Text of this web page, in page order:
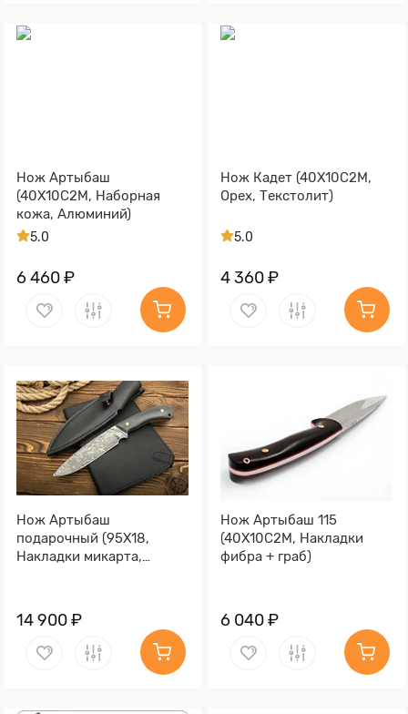
Нож Артыбаш
(40Х10С2М, Наборная
кожа, Алюминий)
5.0
6 460 ₽
Нож Кадет (40Х10С2М,
Орех, Текстолит)
5.0
4 360 ₽
Нож Артыбаш
подарочный (95Х18,
Накладки микарта,
14 900 ₽
Нож Артыбаш 115
(40Х10С2М, Накладки
фибра + граб)
6 040 ₽